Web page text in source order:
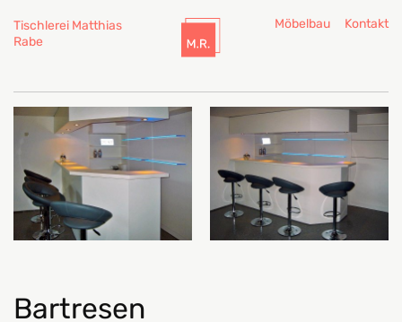
Tischlerei Matthias
Rabe
Möbelbau Kontakt
Bartresen